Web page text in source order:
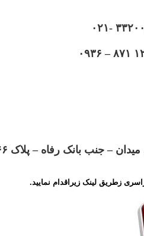
رفاه – پلاک ۵۶۶ – طبقه سوم
زطریق لینک زیراقدام نمایید.